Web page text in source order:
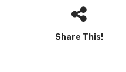
Share This!